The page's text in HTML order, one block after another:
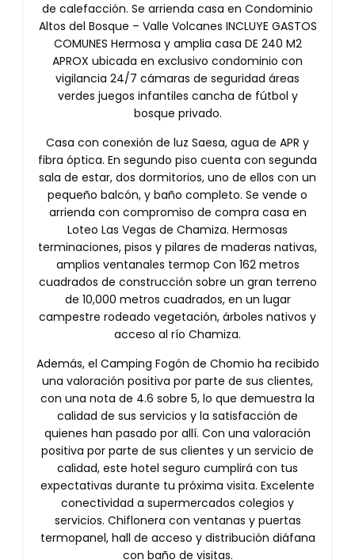
de calefacción. Se arrienda casa en Condominio
Altos del Bosque – Valle Volcanes INCLUYE GASTOS
COMUNES Hermosa y amplia casa DE 240 M2
APROX ubicada en exclusivo condominio con
vigilancia 24/7 cámaras de seguridad áreas
verdes juegos infantiles cancha de fútbol y
bosque privado.
Casa con conexión de luz Saesa, agua de APR y
fibra óptica. En segundo piso cuenta con segunda
sala de estar, dos dormitorios, uno de ellos con un
pequeño balcón, y baño completo. Se vende o
arrienda con compromiso de compra casa en
Loteo Las Vegas de Chamiza. Hermosas
terminaciones, pisos y pilares de maderas nativas,
amplios ventanales termop Con 162 metros
cuadrados de construcción sobre un gran terreno
de 10,000 metros cuadrados, en un lugar
campestre rodeado vegetación, árboles nativos y
acceso al río Chamiza.
Además, el Camping Fogón de Chomio ha recibido
una valoración positiva por parte de sus clientes,
con una nota de 4.6 sobre 5, lo que demuestra la
calidad de sus servicios y la satisfacción de
quienes han pasado por allí. Con una valoración
positiva por parte de sus clientes y un servicio de
calidad, este hotel seguro cumplirá con tus
expectativas durante tu próxima visita. Excelente
conectividad a supermercados colegios y
servicios. Chiflonera con ventanas y puertas
termopanel, hall de acceso y distribución diáfana
con baño de visitas.